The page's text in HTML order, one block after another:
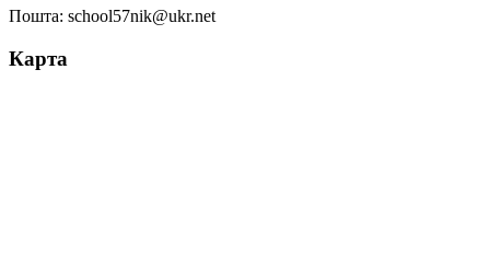
Пошта: school57nik@ukr.net
Карта